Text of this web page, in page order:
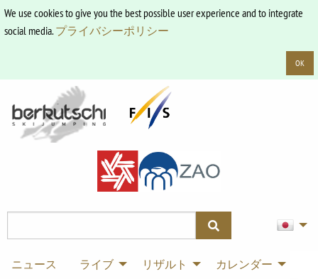
We use cookies to give you the best possible user experience and to integrate
social media.プライバシーポリシー
OK
ニュース ライブ リザルト
カレンダー